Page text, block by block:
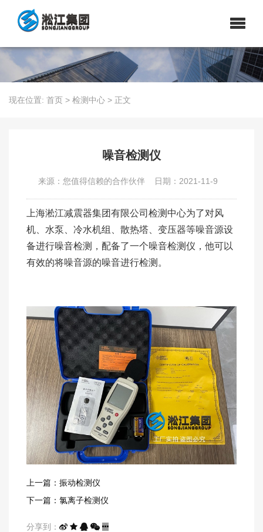
现在位置: 首页 > 检测中心 > 正文
噪音检测仪
来源：您值得信赖的合作伙伴 日期：2021-11-9
上海淞江减震器集团有限公司检测中心为了对风
机、水泵、冷水机组、散热塔、变压器等噪音源设
备进行噪音检测，配备了一个噪音检测仪，他可以
有效的将噪音源的噪音进行检测。
上一篇：振动检测仪
下一篇：氯离子检测仪
分享到：